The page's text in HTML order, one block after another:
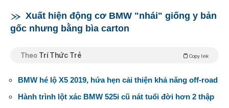
Xuất hiện động cơ BMW "nhái" giống y bản
gốc nhưng bằng bìa carton
Theo Trí Thức Trẻ Copy link
BMW hé lộ X5 2019, hứa hẹn cải thiện khả năng off-road
Hành trình lột xác BMW 525i cũ nát tuổi đời hơn 2 thập